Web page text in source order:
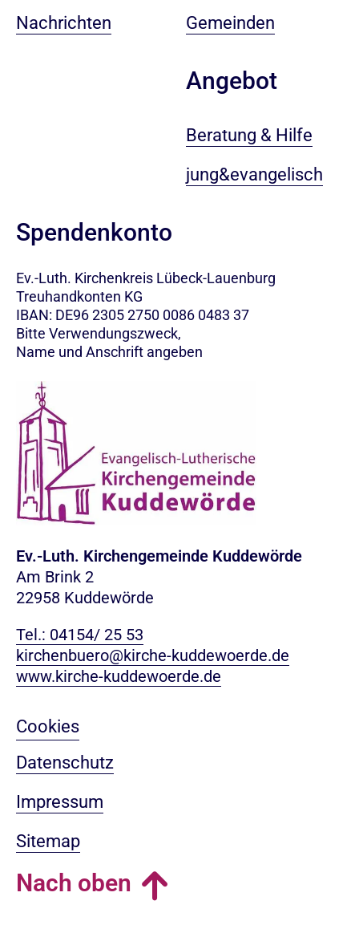
Nachrichten
Gemeinden
Angebot
Beratung & Hilfe
jung&evangelisch
Spendenkonto
Ev.-Luth. Kirchenkreis Lübeck-Lauenburg
Treuhandkonten KG
IBAN: DE96 2305 2750 0086 0483 37
Bitte Verwendungszweck,
Name und Anschrift angeben
Ev.-Luth. Kirchengemeinde Kuddewörde
Am Brink 2
22958 Kuddewörde
Tel.: 04154/ 25 53
kirchenbuero@kirche-kuddewoerde.de
www.kirche-kuddewoerde.de
Cookies
Datenschutz
Impressum
Sitemap
Nach oben